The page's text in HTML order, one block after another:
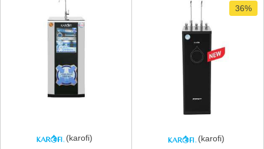
(karofi)
36%
(karofi)